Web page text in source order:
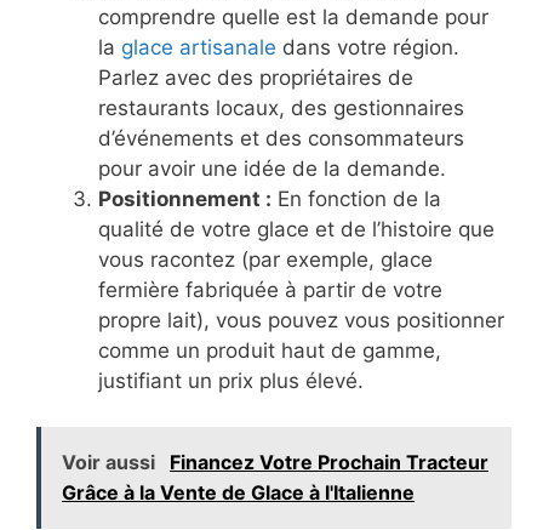
comprendre quelle est la demande pour
la glace artisanale dans votre région.
Parlez avec des propriétaires de
restaurants locaux, des gestionnaires
d’événements et des consommateurs
pour avoir une idée de la demande.
Positionnement : En fonction de la
qualité de votre glace et de l’histoire que
vous racontez (par exemple, glace
fermière fabriquée à partir de votre
propre lait), vous pouvez vous positionner
comme un produit haut de gamme,
justifiant un prix plus élevé.
Voir aussi
Financez Votre Prochain Tracteur
Grâce à la Vente de Glace à l'Italienne